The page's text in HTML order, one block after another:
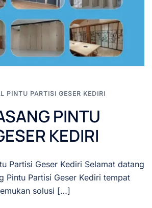
PINTU PARTISI GESER KEDIRI
PINTU
KEDIRI
Partisi Geser Kediri Selamat datang
Pintu Partisi Geser Kediri tempat
solusi […]